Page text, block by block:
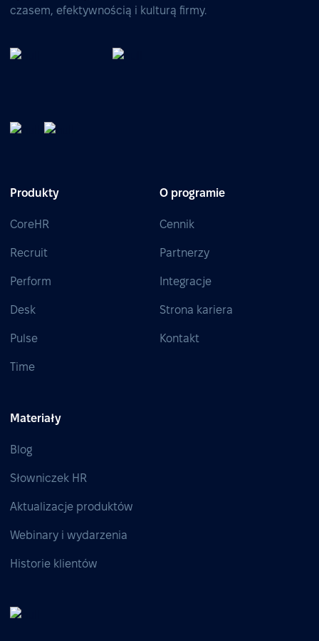
czasem, efektywnością i kulturą firmy.
Produkty
CoreHR
Recruit
Perform
Desk
Pulse
Time
O programie
Cennik
Partnerzy
Integracje
Strona kariera
Kontakt
Materiały
Blog
Słowniczek HR
Aktualizacje produktów
Webinary i wydarzenia
Historie klientów